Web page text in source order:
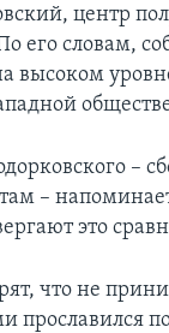
центр
его словам,
высоком
–
–
это
что не
прославился